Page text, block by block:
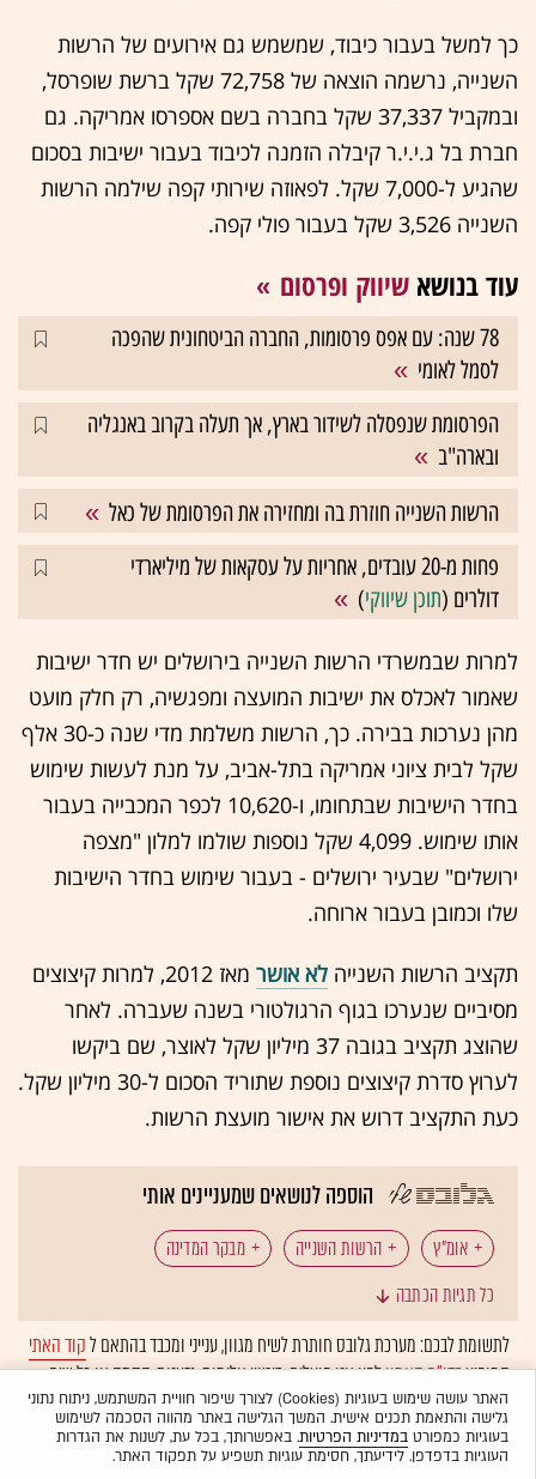
כך למשל בעבור כיבוד, שמשמש גם אירועים של הרשות
השנייה, נרשמה הוצאה של 72,758 שקל ברשת שופרסל,
ובמקביל 37,337 שקל בחברה בשם אספרסו אמריקה. גם
חברת בל ג.י.י.ר קיבלה הזמנה לכיבוד בעבור ישיבות בסכום
שהגיע ל-7,000 שקל. לפאוזה שירותי קפה שילמה הרשות
השנייה 3,526 שקל בעבור פולי קפה.
עוד בנושא שיווק ופרסום
78 שנה: עם אפס פרסומות, החברה הביטחונית שהפכה
לסמל לאומי
הפרסומת שנפסלה לשידור בארץ, אך תעלה בקרוב באנגליה
ובארה"ב
הרשות השנייה חוזרת בה ומחזירה את הפרסומת של כאל
פחות מ-20 עובדים, אחריות על עסקאות של מיליארדי
דולרים (תוכן שיווקי)
למרות שבמשרדי הרשות השנייה בירושלים יש חדר ישיבות
שאמור לאכלס את ישיבות המועצה ומפגשיה, רק חלק מועט
מהן נערכות בבירה. כך, הרשות משלמת מדי שנה כ-30 אלף
שקל לבית ציוני אמריקה בתל-אביב, על מנת לעשות שימוש
בחדר הישיבות שבתחומו, ו-10,620 לכפר המכבייה בעבור
אותו שימוש. 4,099 שקל נוספות שולמו למלון "מצפה
ירושלים" שבעיר ירושלים - בעבור שימוש בחדר הישיבות
שלו וכמובן בעבור ארוחה.
תקציב הרשות השנייה לא אושר
מאז 2012, למרות קיצוצים
מסיביים שנערכו בגוף הרגולטורי בשנה שעברה. לאחר
שהוצג תקציב בגובה 37 מיליון שקל לאוצר, שם ביקשו
לערוץ סדרת קיצוצים נוספת שתוריד הסכום ל-30 מיליון שקל.
כעת התקציב דרוש את אישור מועצת הרשות.
הוספה לנושאים שמעניינים אותי
אומ"ץ הרשות השנייה מבקר המדינה
כל תגיות הכתבה
לתשומת לבכם: מערכת גלובס חותרת לשיח מגוון, ענייני ומכבד בהתאם לקוד האתי
המופיעבדו"ח האמוןלפיו אנו פועלים. ביטויי אלימות, גזענות, הסתה או כל שיח
בלתי הולם אחר מסוננים בצורהאוטומטיתולא יפורסמו באתר.
האתר עושה שימוש בעוגיות (Cookies) לצורך שיפור חוויית המשתמש, ניתוח נתוני
גלישה והתאמת תכנים אישית. המשך הגלישה באתר מהווה הסכמה לשימוש
בעוגיות כמפורטבמדיניות הפרטיות. באפשרותך, בכל עת, לשנות את הגדרות
העוגיות בדפדפן. לידיעתך, חסימת עוגיות תשפיע על תפקוד האתר.